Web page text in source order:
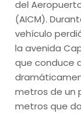
del
(AICM).
vehículo
la avenida
que conduce
metros de un
metros que